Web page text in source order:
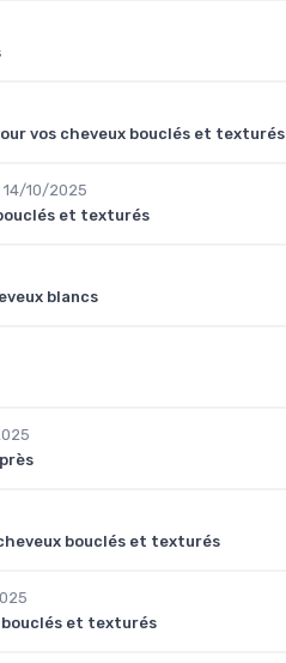
vos cheveux bouclés et texturés
14/10/2025
et texturés
blancs
bouclés et texturés
bouclés et texturés